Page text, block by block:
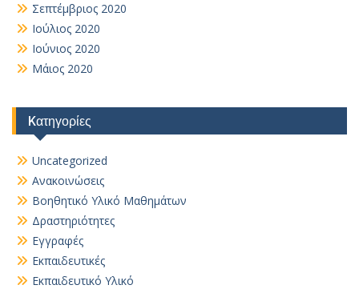
Σεπτέμβριος 2020
Ιούλιος 2020
Ιούνιος 2020
Μάιος 2020
Kατηγορίες
Uncategorized
Ανακοινώσεις
Βοηθητικό Yλικό Mαθημάτων
Δραστηριότητες
Εγγραφές
Εκπαιδευτικές
Εκπαιδευτικό Υλικό